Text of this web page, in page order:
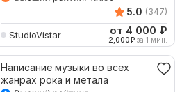
5.0 (347)
StudioVistar от 4 000 ₽
2,000₽ за 1 мин.
Написание музыки во всех
жанрах рока и метала